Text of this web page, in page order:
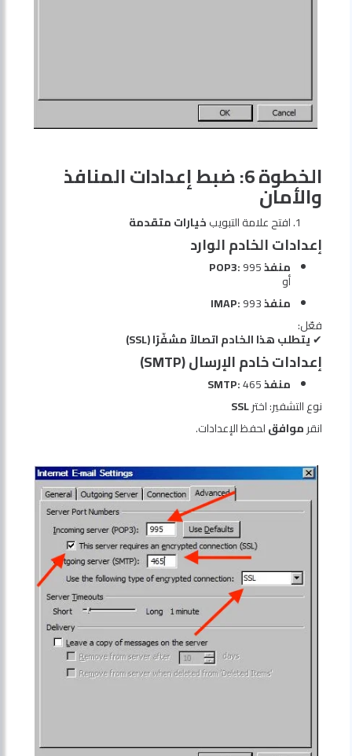
الخطوة 6: ضبط إعدادات المنافذ
والأمان
افتح علامة التبويبخيارات متقدمة
إعدادات الخادم الوارد
منفذ POP3:995
أو
منفذ IMAP:993
فعّل:
✔يتطلب هذا الخادم اتصالاً مشفّرًا (SSL)
إعدادات خادم الإرسال (SMTP)
منفذ SMTP:465
نوع التشفير: اخترSSL
انقرموافقلحفظ الإعدادات.